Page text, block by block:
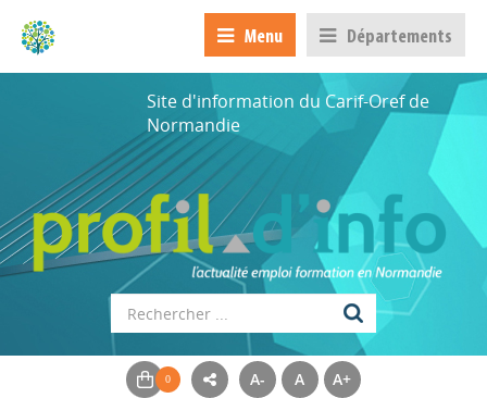
Menu Départements
Site d'information du Carif-Oref de
Normandie
A- A A+